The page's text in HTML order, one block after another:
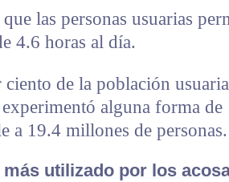
las personas usuarias
4.6 horas al día.
de la población
alguna forma de
a 19.4 millones de personas.
utilizado por los